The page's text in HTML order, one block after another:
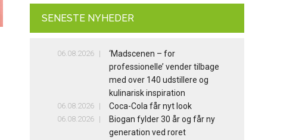
SENESTE NYHEDER
06.08.2026
‘Madscenen – for
professionelle’ vender tilbage
med over 140 udstillere og
kulinarisk inspiration
06.08.2026 Coca-Cola får nyt look
06.08.2026
Biogan fylder 30 år og får ny
generation ved roret